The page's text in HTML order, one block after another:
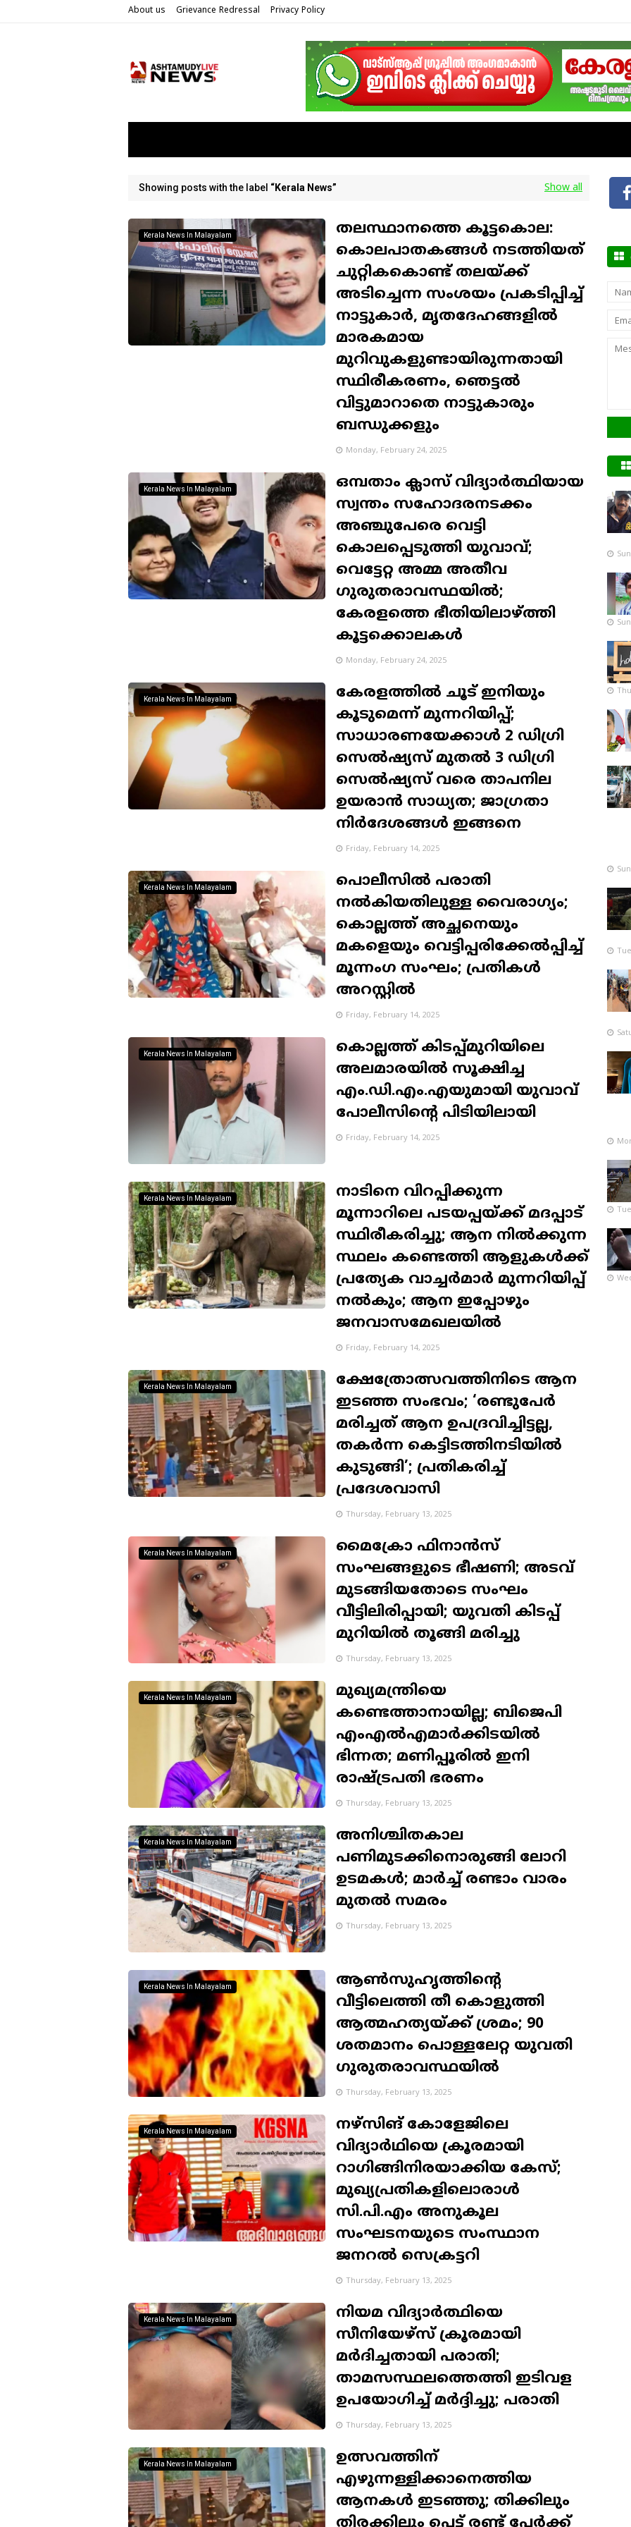
About us Grievance Redressal Privacy Policy
Showing posts with the label Kerala News Show all
Kerala News In Malayalam
തലസ്ഥാനത്തെ കൂട്ടകൊല:
കൊലപാതകങ്ങൾ നടത്തിയത്
ചുറ്റികകൊണ്ട് തലയ്ക്ക്
അടിച്ചെന്ന സംശയം പ്രകടിപ്പിച്ച്
നാട്ടുകാർ, മൃതദേഹങ്ങളിൽ
മാരകമായ
മുറിവുകളുണ്ടായിരുന്നതായി
സ്ഥിരീകരണം, ഞെട്ടൽ
വിട്ടുമാറാതെ നാട്ടുകാരും
ബന്ധുക്കളും
Monday, February 24, 2025
Kerala News In Malayalam
ഒമ്പതാം ക്ലാസ് വിദ്യാർത്ഥിയായ
സ്വന്തം സഹോദരനടക്കം
അഞ്ചുപേരെ വെട്ടി
കൊലപ്പെടുത്തി യുവാവ്;
വെട്ടേറ്റ അമ്മ അതീവ
ഗുരുതരാവസ്ഥയിൽ;
കേരളത്തെ ഭീതിയിലാഴ്ത്തി
കൂട്ടക്കൊലകൾ
Monday, February 24, 2025
Kerala News In Malayalam
കേരളത്തിൽ ചൂട് ഇനിയും
കൂടുമെന്ന് മുന്നറിയിപ്പ്;
സാധാരണയേക്കാൾ 2 ഡി​ഗ്രി
സെൽഷ്യസ് മുതൽ 3 ഡി​ഗ്രി
സെൽഷ്യസ് വരെ താപനില
ഉയരാൻ സാധ്യത; ജാഗ്രതാ
നിർദേശങ്ങൾ ഇങ്ങനെ
Friday, February 14, 2025
Kerala News In Malayalam
പൊലീസിൽ പരാതി
നൽകിയതിലുള്ള വൈരാഗ്യം;
കൊല്ലത്ത് അച്ഛനെയും
മകളെയും വെട്ടിപ്പരിക്കേൽപ്പിച്ച്
മൂന്നം​ഗ സംഘം; പ്രതികൾ
അറസ്റ്റിൽ
Friday, February 14, 2025
Kerala News In Malayalam
കൊല്ലത്ത് കിടപ്പ്മുറിയിലെ
അലമാരയില്‍ സൂക്ഷിച്ച
എം.ഡി.എം.എയുമായി യുവാവ്
പോലീസിന്റെ പിടിയിലായി
Friday, February 14, 2025
Kerala News In Malayalam
നാടിനെ വിറപ്പിക്കുന്ന
മൂന്നാറിലെ പടയപ്പയ്ക്ക് മദപ്പാട്
സ്ഥിരീകരിച്ചു; ആന നില്‍ക്കുന്ന
സ്ഥലം കണ്ടെത്തി ആളുകള്‍ക്ക്
പ്രത്യേക വാച്ചര്‍മാര്‍ മുന്നറിയിപ്പ്
നല്‍കും; ആന ഇപ്പോഴും
ജനവാസമേഖലയില്‍
Friday, February 14, 2025
Kerala News In Malayalam
ക്ഷേത്രോത്സവത്തിനിടെ ആന
ഇടഞ്ഞ സംഭവം; ‘രണ്ടുപേര്‍
മരിച്ചത്‌ ആന ഉപദ്രവിച്ചിട്ടല്ല,
തകർന്ന കെട്ടിടത്തിനടിയില്‍
കുടുങ്ങി’; പ്രതികരിച്ച്
പ്രദേശവാസി
Thursday, February 13, 2025
Kerala News In Malayalam
മൈക്രോ ഫിനാന്‍സ്
സംഘങ്ങളുടെ ഭീഷണി; അടവ്
മുടങ്ങിയതോടെ സംഘം
വീട്ടിലിരിപ്പായി; യുവതി കിടപ്പ്
മുറിയില്‍ തൂങ്ങി മരിച്ചു
Thursday, February 13, 2025
Kerala News In Malayalam
മുഖ്യമന്ത്രിയെ
കണ്ടെത്താനായില്ല; ബിജെപി
എംഎൽഎമാർക്കിടയിൽ
ഭിന്നത; മണിപ്പൂരില്‍ ഇനി
രാഷ്ട്രപതി ഭരണം
Thursday, February 13, 2025
Kerala News In Malayalam
അനിശ്ചിതകാല
പണിമുടക്കിനൊരുങ്ങി ലോറി
ഉടമകള്‍; മാര്‍ച്ച് രണ്ടാം വാരം
മുതല്‍ സമരം
Thursday, February 13, 2025
Kerala News In Malayalam
ആണ്‍സുഹൃത്തിന്റെ
വീട്ടിലെത്തി തീ കൊളുത്തി
ആത്മഹത്യയ്ക്ക് ശ്രമം; 90
ശതമാനം പൊള്ളലേറ്റ യുവതി
ഗുരുതരാവസ്ഥയില്‍
Thursday, February 13, 2025
Kerala News In Malayalam
നഴ്സിങ് കോളേജിലെ
വിദ്യാര്‍ഥിയെ ക്രൂരമായി
റാഗിങ്ങിനിരയാക്കിയ കേസ്;
മുഖ്യപ്രതികളിലൊരാള്‍
സി.പി.എം അനുകൂല
സംഘടനയുടെ സംസ്ഥാന
ജനറല്‍ സെക്രട്ടറി
Thursday, February 13, 2025
Kerala News In Malayalam
നിയമ വിദ്യാര്‍ത്ഥിയെ
സീനിയേഴ്‌സ് ക്രൂരമായി
മര്‍ദിച്ചതായി പരാതി;
താമസസ്ഥലത്തെത്തി ഇടിവള
ഉപയോഗിച്ച് മർദ്ദിച്ചു; പരാതി
Thursday, February 13, 2025
Kerala News In Malayalam
ഉത്സവത്തിന്
എഴുന്നള്ളിക്കാനെത്തിയ
ആനകള്‍ ഇടഞ്ഞു; തിക്കിലും